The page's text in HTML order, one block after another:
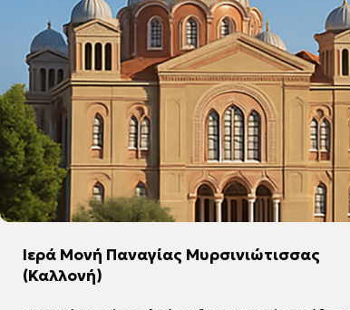
Ιερά Μονή Παναγίας Μυρσινιώτισσας
(Καλλονή)